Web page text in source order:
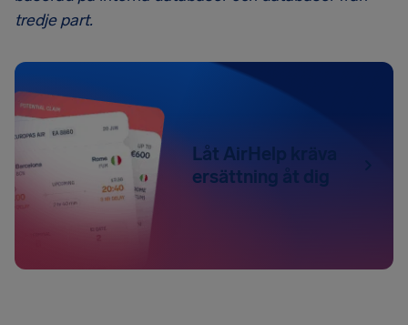
tredje part.
Låt AirHelp kräva
ersättning åt dig